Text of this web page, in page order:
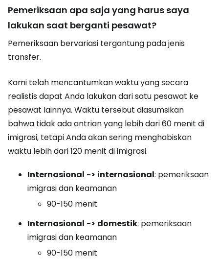
Pemeriksaan apa saja yang harus saya
lakukan saat berganti pesawat?
Pemeriksaan bervariasi tergantung pada jenis
transfer.
Kami telah mencantumkan waktu yang secara
realistis dapat Anda lakukan dari satu pesawat ke
pesawat lainnya. Waktu tersebut diasumsikan
bahwa tidak ada antrian yang lebih dari 60 menit di
imigrasi, tetapi Anda akan sering menghabiskan
waktu lebih dari 120 menit di imigrasi.
Internasional -> internasional: pemeriksaan
imigrasi dan keamanan
90-150 menit
Internasional -> domestik: pemeriksaan
imigrasi dan keamanan
90-150 menit